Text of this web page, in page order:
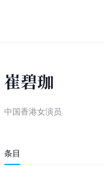
崔碧珈
中国香港女演员
条目